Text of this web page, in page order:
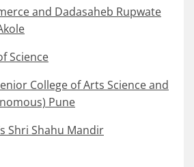
and Dadasaheb Rupwate
Science
College of Arts Science and
Pune
Shri Shahu Mandir